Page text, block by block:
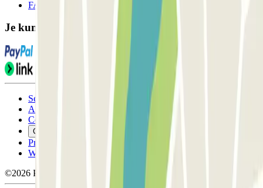
FAQ
Je kunt deze betaalmethoden gebruiken:
Servicevoorwaarden
Annuleringsvoorwaarden
Cookiebeleid
Cookies beheren
Privacybeleid
Whistleblowing
©2026 Parclick. All rights reserved